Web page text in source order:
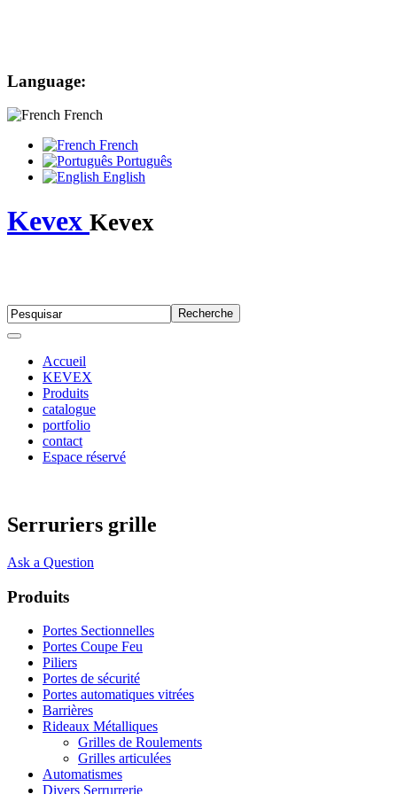
Language:
French
French
Português
English
Kevex Kevex
Accueil
KEVEX
Produits
catalogue
portfolio
contact
Espace réservé
Serruriers grille
Ask a Question
Produits
Portes Sectionnelles
Portes Coupe Feu
Piliers
Portes de sécurité
Portes automatiques vitrées
Barrières
Rideaux Métalliques
Grilles de Roulements
Grilles articulées
Automatismes
Divers Serrurrerie